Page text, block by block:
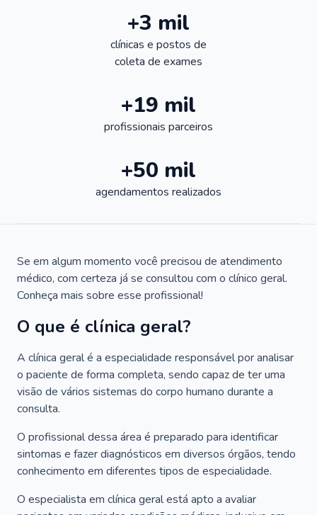
+3 mil
clínicas e postos de
coleta de exames
+19 mil
profissionais parceiros
+50 mil
agendamentos realizados
Se em algum momento você precisou de atendimento
médico, com certeza já se consultou com o clínico geral.
Conheça mais sobre esse profissional!
O que é clínica geral?
A clínica geral é a especialidade responsável por analisar
o paciente de forma completa, sendo capaz de ter uma
visão de vários sistemas do corpo humano durante a
consulta.
O profissional dessa área é preparado para identificar
sintomas e fazer diagnósticos em diversos órgãos, tendo
conhecimento em diferentes tipos de especialidade.
O especialista em clínica geral está apto a avaliar